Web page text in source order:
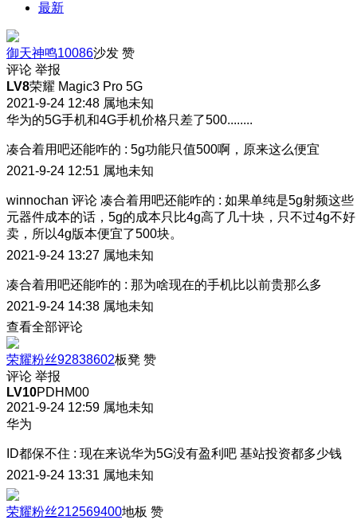
最新
御天神鸣10086沙发 赞
评论 举报
LV8荣耀 Magic3 Pro 5G
2021-9-24 12:48 属地未知
华为的5G手机和4G手机价格只差了500........
凑合着用吧还能咋的 : 5g功能只值500啊，原来这么便宜
2021-9-24 12:51 属地未知
winnochan 评论 凑合着用吧还能咋的 : 如果单纯是5g射频这些
元器件成本的话，5g的成本只比4g高了几十块，只不过4g不好
卖，所以4g版本便宜了500块。
2021-9-24 13:27 属地未知
凑合着用吧还能咋的 : 那为啥现在的手机比以前贵那么多
2021-9-24 14:38 属地未知
查看全部评论
荣耀粉丝92838602板凳 赞
评论 举报
LV10PDHM00
2021-9-24 12:59 属地未知
华为
ID都保不住 : 现在来说华为5G没有盈利吧 基站投资都多少钱
2021-9-24 13:31 属地未知
荣耀粉丝212569400地板 赞